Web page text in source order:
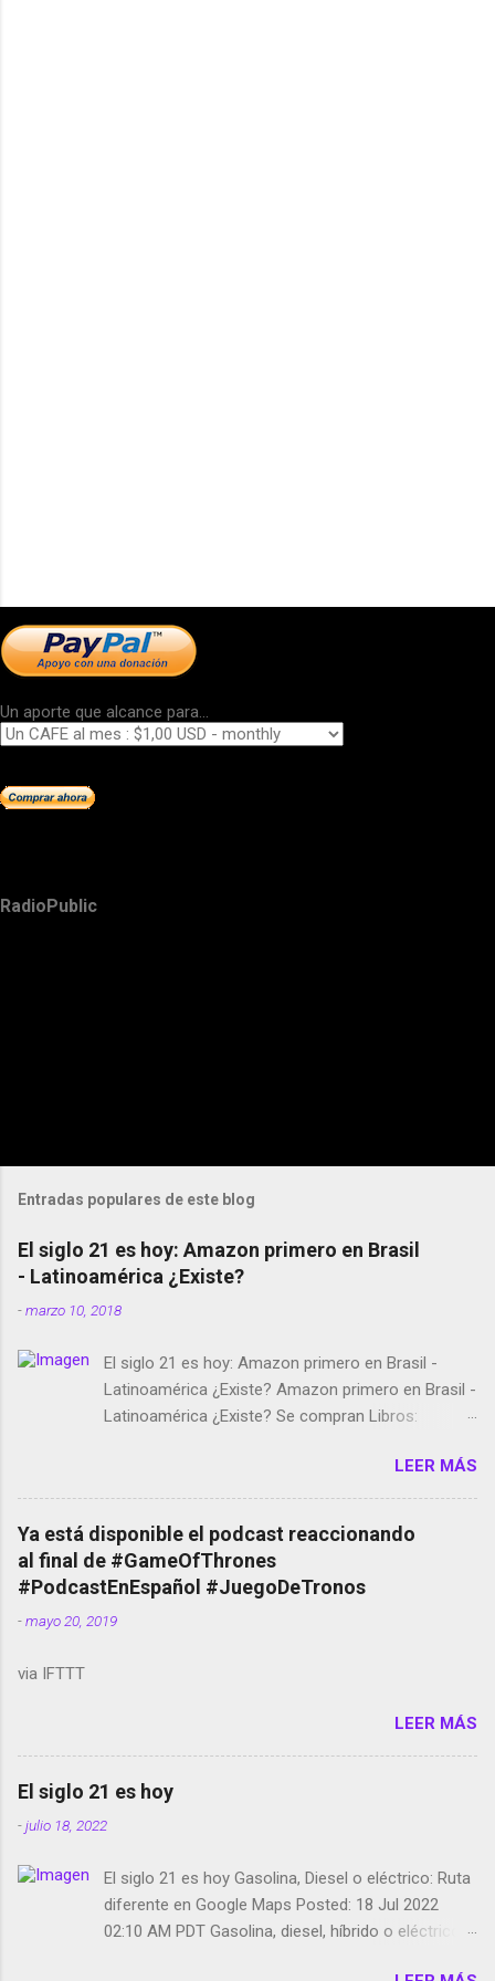
Un aporte que alcance para...
RadioPublic
Entradas populares de este blog
El siglo 21 es hoy: Amazon primero en Brasil
- Latinoamérica ¿Existe?
-marzo 10, 2018
El siglo 21 es hoy: Amazon primero en Brasil -
Latinoamérica ¿Existe? Amazon primero en Brasil -
Latinoamérica ¿Existe? Se compran Libros:
temporada de Black Mirror Twitter deja de verificar
cuentas Responden los fotógrafos Brian May y el
copyright en Instagram Música y vídeo selfies en la
red social Riddley Scott saca a Kevin Spacey de su
película Francisco regaña a los que usan el
smartphone en sus misas La serie de la Tierra
Media GoBee - StartUp de bicicletas de alquiler
Live Photos en Google Photos Llegando Partimos
Dictados en Android El tamaño y su importancia...
LEER MÁS
Ya está disponible el podcast reaccionando
al final de #GameOfThrones
#PodcastEnEspañol #JuegoDeTronos
-mayo 20, 2019
via IFTTT
LEER MÁS
El siglo 21 es hoy
-julio 18, 2022
El siglo 21 es hoy Gasolina, Diesel o eléctrico: Ruta
diferente en Google Maps Posted: 18 Jul 2022
02:10 AM PDT Gasolina, diesel, híbrido o eléctrico: